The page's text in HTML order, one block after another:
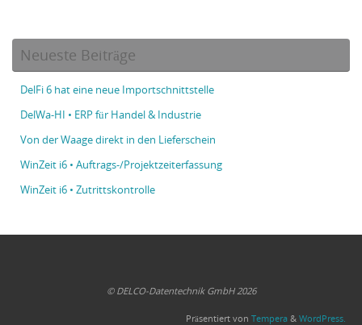
Neueste Beiträge
DelFi 6 hat eine neue Importschnittstelle
DelWa-HI • ERP für Handel & Industrie
Von der Waage direkt in den Lieferschein
WinZeit i6 • Auftrags-/Projektzeiterfassung
WinZeit i6 • Zutrittskontrolle
© DELCO-Datentechnik GmbH 2026
Präsentiert von Tempera & WordPress.